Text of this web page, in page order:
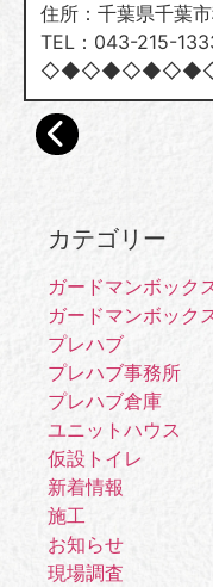
住所：千葉県千葉
TEL：043-215-
カテゴリー
ガードマンボック
ガードマンボック
プレハブ
プレハブ事務所
プレハブ倉庫
ユニットハウス
仮設トイレ
新着情報
施工
お知らせ
現場調査